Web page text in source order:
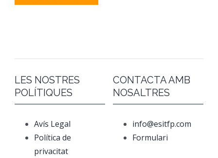
LES NOSTRES
POLÍTIQUES
Avís Legal
Política de
privacitat
CONTACTA AMB
NOSALTRES
info@esitfp.com
Formulari